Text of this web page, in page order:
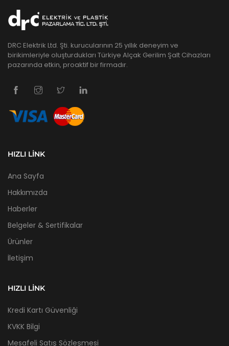
DRC Elektrik Ltd. Şti. kurucularının 25 yıllık deneyim ve
birikimleriyle oluşturdukları Türkiye Alçak Gerilim Şalt Cihazları
pazarında etkin, proaktif bir firmadır.
HIZLI LINK
Ana Sayfa
Hakkımızda
Haberler
Belgeler & Sertifikalar
Ürünler
İletişim
HIZLI LINK
Kredi Kartı Güvenliği
KVKK Bilgi
Mesafeli Satış Sözleşmesi